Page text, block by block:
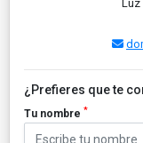
Luz
¿Prefieres que te
Tu nombre *